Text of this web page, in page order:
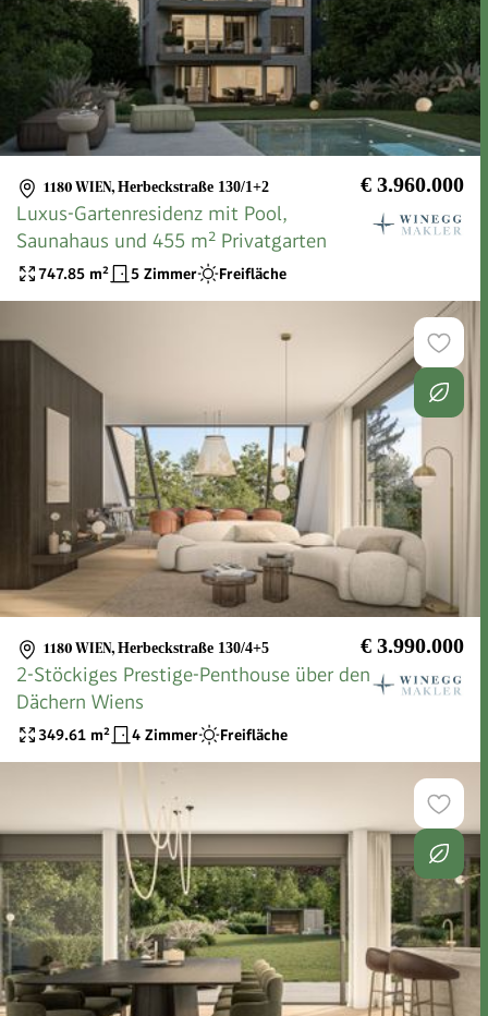
1180 WIEN, Herbeckstraße 130/1+2 € 3.960.000
Luxus-Gartenresidenz mit Pool,
Saunahaus und 455 m² Privatgarten
747.85 m² 5 Zimmer Freifläche
1180 WIEN, Herbeckstraße 130/4+5 € 3.990.000
2-Stöckiges Prestige-Penthouse über den
Dächern Wiens
349.61 m² 4 Zimmer Freifläche